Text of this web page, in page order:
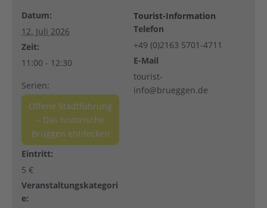
Datum:
12. Juli 2026
Zeit:
11:00 - 12:30
Serien:
Offene Stadtführung
– Das historische
Brüggen entdecken
Eintritt:
5 €
Veranstaltungskategori
e:
Tourist-Information
Telefon
+49 (0)2163 5701-4711
E-Mail
tourist-
info@brueggen.de